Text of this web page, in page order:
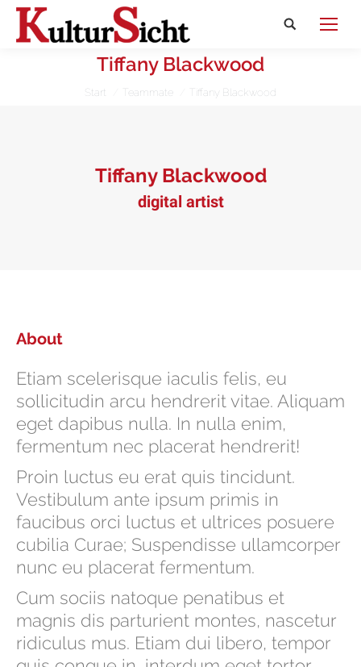
Search:
Tiffany Blackwood
Sie befinden sich hier:
Start Teammate Tiffany Blackwood
Tiffany Blackwood
digital artist
About
Etiam scelerisque iaculis felis, eu
sollicitudin arcu hendrerit vitae. Aliquam
eget dapibus nulla. In nulla enim,
fermentum nec placerat hendrerit!
Proin luctus eu erat quis tincidunt.
Vestibulum ante ipsum primis in
faucibus orci luctus et ultrices posuere
cubilia Curae; Suspendisse ullamcorper
nunc eu placerat fermentum.
Cum sociis natoque penatibus et
magnis dis parturient montes, nascetur
ridiculus mus. Etiam dui libero, tempor